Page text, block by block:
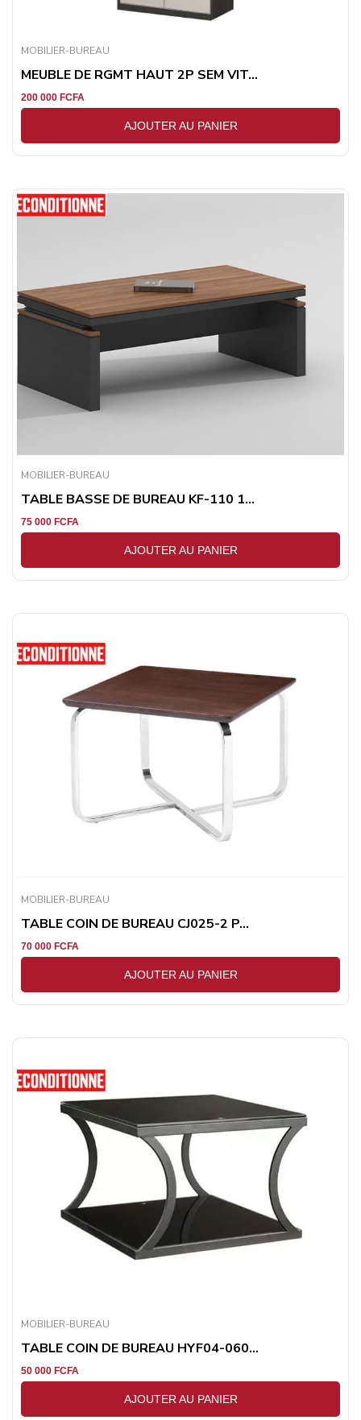
MOBILIER-BUREAU
MEUBLE DE RGMT HAUT 2P SEM VIT...
200 000 FCFA
AJOUTER AU PANIER
MOBILIER-BUREAU
TABLE BASSE DE BUREAU KF-110 1...
75 000 FCFA
AJOUTER AU PANIER
MOBILIER-BUREAU
TABLE COIN DE BUREAU CJ025-2 P...
70 000 FCFA
AJOUTER AU PANIER
MOBILIER-BUREAU
TABLE COIN DE BUREAU HYF04-060...
50 000 FCFA
AJOUTER AU PANIER